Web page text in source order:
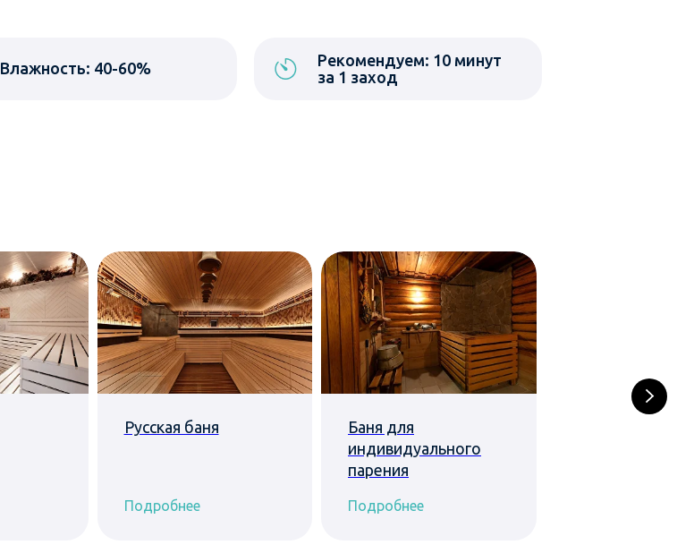
Рекомендуем: 10 минут
за 1 заход
Влажность: 40-60%
Русская баня
Подробнее
Баня для
индивидуального
парения
Подробнее